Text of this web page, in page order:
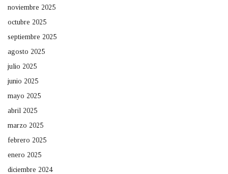
noviembre 2025
octubre 2025
septiembre 2025
agosto 2025
julio 2025
junio 2025
mayo 2025
abril 2025
marzo 2025
febrero 2025
enero 2025
diciembre 2024